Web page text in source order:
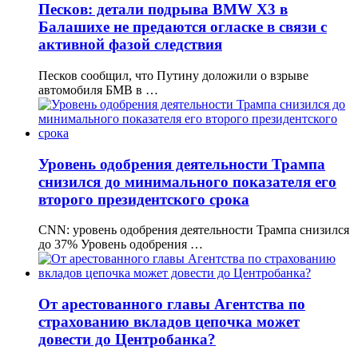
Песков: детали подрыва BMW X3 в
Балашихе не предаются огласке в связи с
активной фазой следствия
Песков сообщил, что Путину доложили о взрыве
автомобиля БМВ в …
Уровень одобрения деятельности Трампа
снизился до минимального показателя его
второго президентского срока
CNN: уровень одобрения деятельности Трампа снизился
до 37% Уровень одобрения …
От арестованного главы Агентства по
страхованию вкладов цепочка может
довести до Центробанка?